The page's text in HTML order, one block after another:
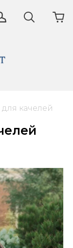
качелей